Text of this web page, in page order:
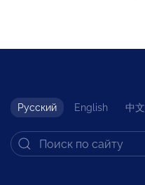
Русский English 中文